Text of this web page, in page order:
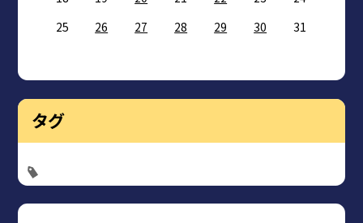
25
26 27 28 29 30 31
タグ